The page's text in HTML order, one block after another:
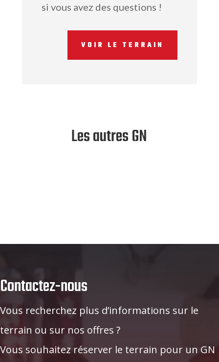
si vous avez des questions !
VOIR LE TERRAIN
Les autres GN
Contactez-nous
Vous recherchez plus d’informations sur le
terrain ou sur nos offres ?
Vous souhaitez réserver le terrain pour un GN